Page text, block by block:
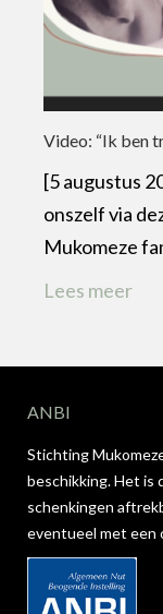
Video: “Ik ben
[5 augustus
onszelf via
Mukomeze
Lees meer
ANBI
Stichting
beschikking. Het is
schenkingen
eventueel met een